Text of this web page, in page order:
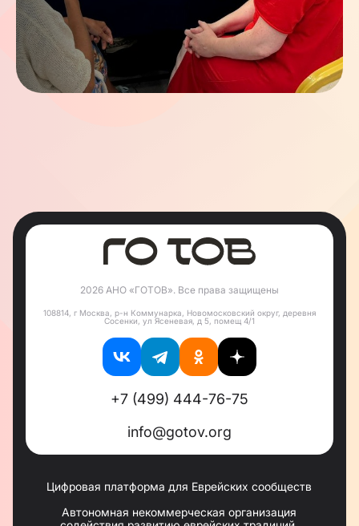
2026 АНО «ГОТОВ». Все права защищены
108814, г Москва, р-н Коммунарка, Новомосковский округ, деревня
Сосенки, ул Ясеневая, д 5, помещ 4/1
+7 (499) 444-76-75
info@gotov.org
Цифровая платформа для Еврейских сообществ
Автономная некоммерческая организация